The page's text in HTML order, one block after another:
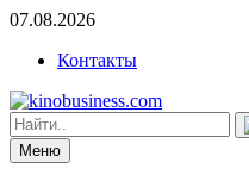
07.08.2026
Контакты
Меню